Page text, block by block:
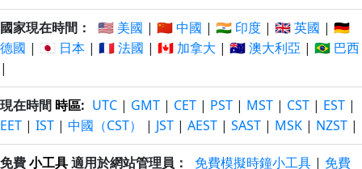
國家現在時間： 🇺🇸 美國 | 🇨🇳 中國 | 🇮🇳 印度 | 🇬🇧 英國 | 🇩🇪
德國 | 🇯🇵 日本 | 🇫🇷 法國 | 🇨🇦 加拿大 | 🇦🇺 澳大利亞 | 🇧🇷 巴西
|
現在時間 時區: UTC | GMT | CET | PST | MST | CST | EST |
EET | IST | 中國（CST） | JST | AEST | SAST | MSK | NZST |
免費小工具適用於網站管理員： 免費模擬時鐘小工具 | 免費